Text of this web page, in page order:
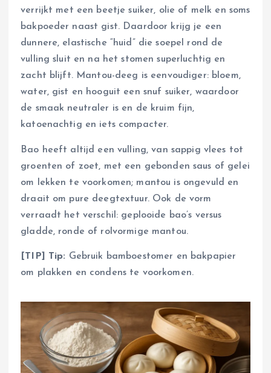
verrijkt met een beetje suiker, olie of melk en soms
bakpoeder naast gist. Daardoor krijg je een
dunnere, elastische “huid” die soepel rond de
vulling sluit en na het stomen superluchtig en
zacht blijft. Mantou-deeg is eenvoudiger: bloem,
water, gist en hooguit een snuf suiker, waardoor
de smaak neutraler is en de kruim fijn,
katoenachtig en iets compacter.
Bao heeft altijd een vulling, van sappig vlees tot
groenten of zoet, met een gebonden saus of gelei
om lekken te voorkomen; mantou is ongevuld en
draait om pure deegtextuur. Ook de vorm
verraadt het verschil: geplooide bao’s versus
gladde, ronde of rolvormige mantou.
[TIP] Tip: Gebruik bamboestomer en bakpapier
om plakken en condens te voorkomen.